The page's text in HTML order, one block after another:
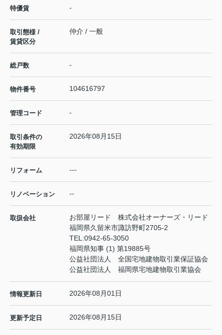
特優賃 -
取引態様 /
賃貸区分
仲介 / 一般
総戸数 -
物件番号 104616797
管理コード -
取引条件の
有効期限
2026年08月15日
リフォーム ---
リノベーション --
取扱会社
お部屋リード 株式会社オーナーズ・リード
福岡県久留米市諏訪野町2705-2
TEL:0942-65-3050
福岡県知事 (1) 第19885号
公益社団法人 全国宅地建物取引業保証協会
公益社団法人 福岡県宅地建物取引業協会
情報更新日 2026年08月01日
更新予定日 2026年08月15日